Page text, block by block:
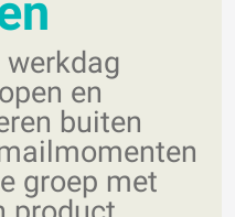
werkdag
en
buiten
groep met